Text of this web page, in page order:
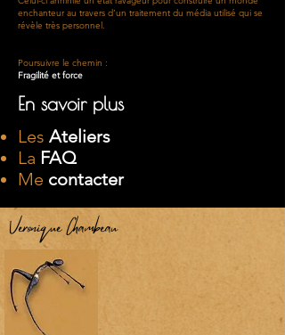
enchanteur au travers d’un traitement du média utilisé qui se
révèle très personnel.
Poursuivre le chemin :
Fragilité et force
En savoir plus
Les Ateliers
La FAQ
Me contacter
Véronique Chambeau